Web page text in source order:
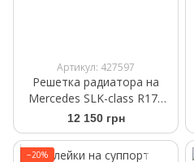
Артикул: 427597
Решетка радиатора на
Mercedes SLK-class R172
2011-2015 GT Chrome
Black
12 150 грн
−20%